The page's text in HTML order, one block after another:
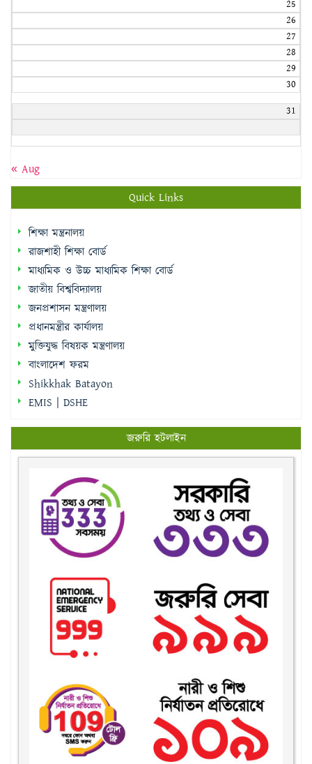
25
26
27
28
29
30
31
« Aug
Quick Links
শিক্ষা মন্ত্রনালয়
রাজশাহী শিক্ষা বোর্ড
মাধ্যমিক ও উচ্চ মাধ্যমিক শিক্ষা বোর্ড
জাতীয় বিশ্ববিদ্যালয়
জনপ্রশাসন মন্ত্রণালয়
প্রধানমন্ত্রীর কার্যালয়
মুক্তিযুদ্ধ বিষয়ক মন্ত্রণালয়
বাংলাদেশ ফরম
Shikkhak Batayon
EMIS | DSHE
জরুরি হটলাইন